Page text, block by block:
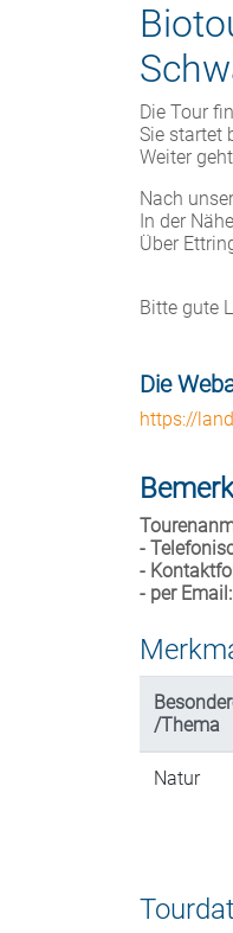
Die Tour
Sie startet
Weiter
Nach
In der
Über
Bitte gute
Die
https://
-
-
- per
/Thema
Natur